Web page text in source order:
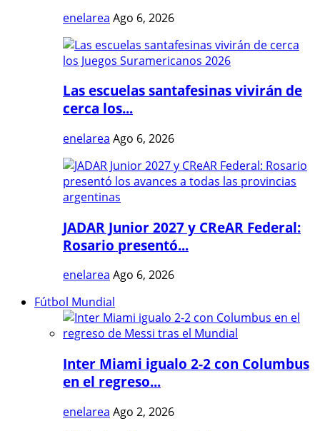
enelarea Ago 6, 2026
Las escuelas santafesinas vivirán de
cerca los...
enelarea Ago 6, 2026
JADAR Junior 2027 y CReAR Federal:
Rosario presentó...
enelarea Ago 6, 2026
Fútbol Mundial
Inter Miami igualo 2-2 con Columbus
en el regreso...
enelarea Ago 2, 2026